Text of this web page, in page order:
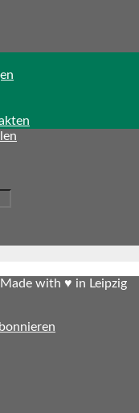
with ♥ in Leipzig